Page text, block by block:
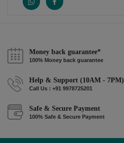
Money back guarantee*
100% Money back guarantee
Help & Support (10AM - 7PM)
Call Us : +91 9978725201
Safe & Secure Payment
100% Safe & Secure Payment